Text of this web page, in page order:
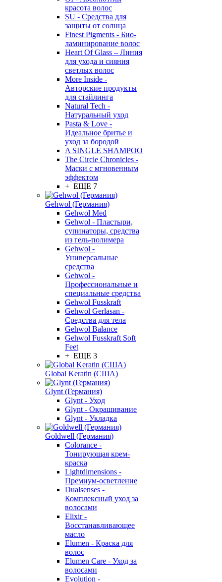
красота волос
SU - Средства для
защиты от солнца
Finest Pigments - Био-
ламинирование волос
Heart Of Glass – Линия
для ухода и сияния
светлых волос
More Inside -
Авторские продукты
для стайлинга
Natural Tech -
Натуральный уход
Pasta & Love -
Идеальное бритье и
уход за бородой
A SINGLE SHAMPOO
The Circle Chronicles -
Маски с мгновенным
эффектом
+ ЕЩЕ 7
Gehwol (Германия)
Gehwol Med
Gehwol - Пластыри,
супинаторы, средства
из гель-полимера
Gehwol -
Универсальные
средства
Gehwol -
Профессиональные и
специальные средства
Gehwol Fusskraft
Gehwol Gerlasan -
Средства для тела
Gehwol Balance
Gehwol Fusskraft Soft
Feet
+ ЕЩЕ 3
Global Keratin (США)
Glynt (Германия)
Glynt - Уход
Glynt - Окрашивание
Glynt - Укладка
Goldwell (Германия)
Colorance -
Тонирующая крем-
краска
Lightdimensions -
Премиум-осветление
Dualsenses -
Комплексный уход за
волосами
Elixir -
Восстанавливающее
масло
Elumen - Краска для
волос
Elumen Care - Уход за
волосами
Evolution -